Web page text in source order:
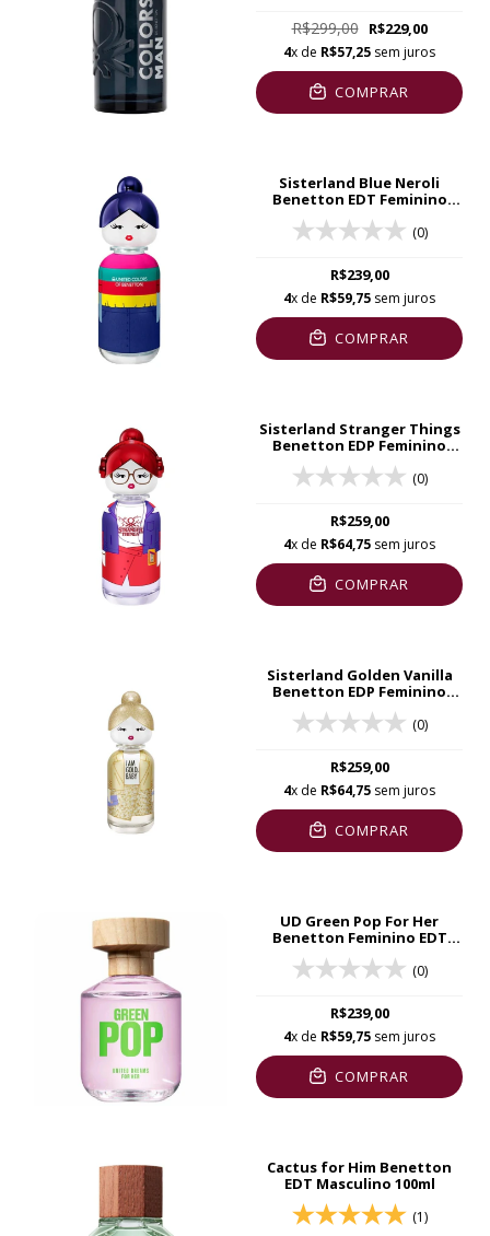
R$299,00 R$229,00
4x de R$57,25 sem juros
COMPRAR
Sisterland Blue Neroli
Benetton EDT Feminino
80ml
(0)
R$239,00
4x de R$59,75 sem juros
COMPRAR
Sisterland Stranger Things
Benetton EDP Feminino
80ml
(0)
R$259,00
4x de R$64,75 sem juros
COMPRAR
Sisterland Golden Vanilla
Benetton EDP Feminino
80ml
(0)
R$259,00
4x de R$64,75 sem juros
COMPRAR
UD Green Pop For Her
Benetton Feminino EDT
80ml
(0)
R$239,00
4x de R$59,75 sem juros
COMPRAR
Cactus for Him Benetton
EDT Masculino 100ml
(1)